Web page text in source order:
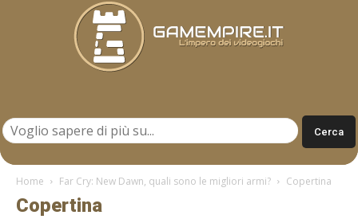
Home Far Cry: New Dawn, quali sono le migliori armi? Copertina
Copertina